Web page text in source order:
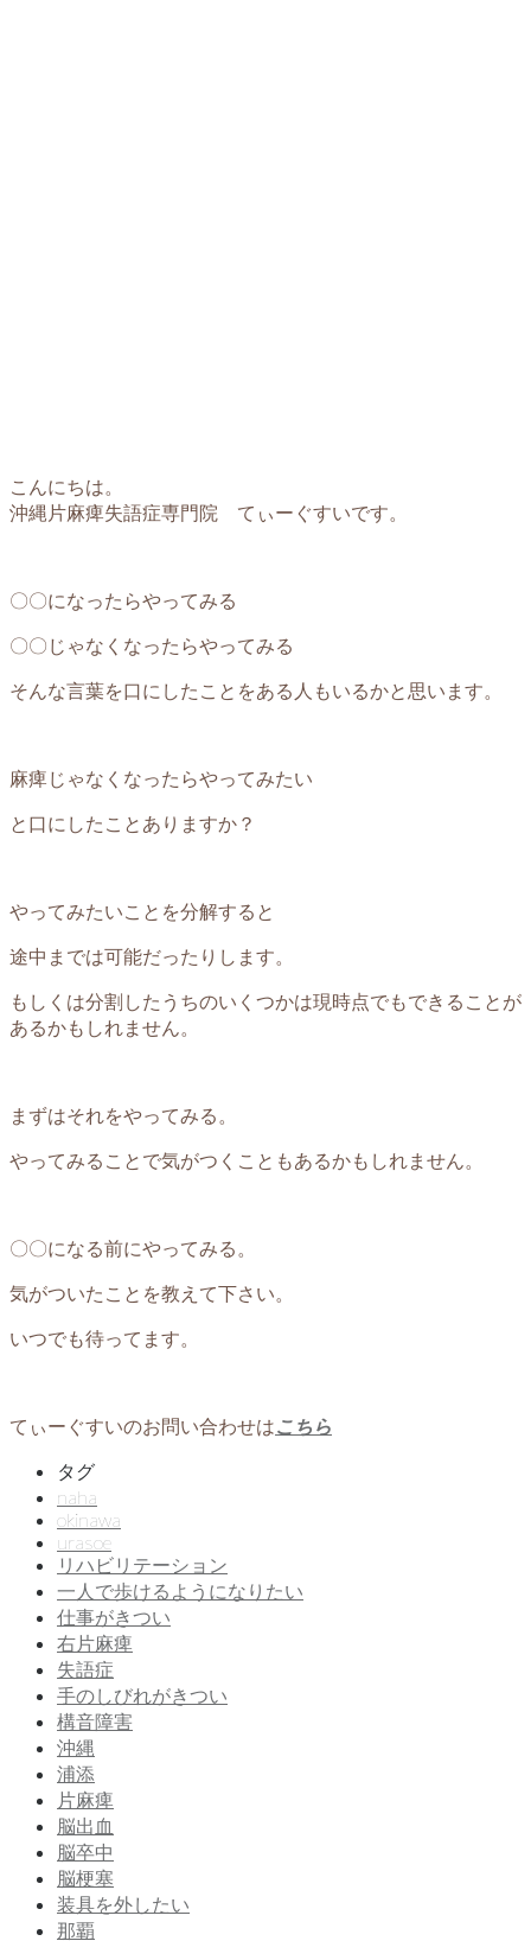
こんにちは。
沖縄片麻痺失語症専門院 てぃーぐすいです。
〇〇になったらやってみる
〇〇じゃなくなったらやってみる
そんな言葉を口にしたことをある人もいるかと思います。
麻痺じゃなくなったらやってみたい
と口にしたことありますか？
やってみたいことを分解すると
途中までは可能だったりします。
もしくは分割したうちのいくつかは現時点でもできることが
あるかもしれません。
まずはそれをやってみる。
やってみることで気がつくこともあるかもしれません。
〇〇になる前にやってみる。
気がついたことを教えて下さい。
いつでも待ってます。
てぃーぐすいのお問い合わせはこちら
タグ
naha
okinawa
urasoe
リハビリテーション
一人で歩けるようになりたい
仕事がきつい
右片麻痺
失語症
手のしびれがきつい
構音障害
沖縄
浦添
片麻痺
脳出血
脳卒中
脳梗塞
装具を外したい
那覇